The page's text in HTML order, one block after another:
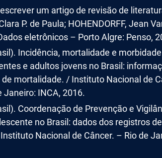
um artigo de revisão de
P. de Paula; HOHENDORFF, Jean
eletrônicos – Porto Algre: Penso,
Incidência, mortalidade e
e adultos jovens no Brasil:
mortalidade. / Instituto Nacional de
Janeiro: INCA, 2016.
Coordenação de Prevenção e
no Brasil: dados dos registros
Nacional de Câncer. – Rio de